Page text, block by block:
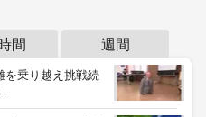
間 週間
を乗り越え挑戦続
…